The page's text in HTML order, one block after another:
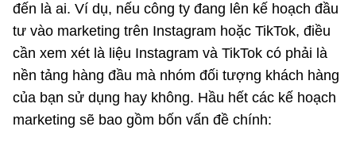
đến là ai. Ví dụ, nếu công ty đang lên kế hoạch đầu
tư vào marketing trên Instagram hoặc TikTok, điều
cần xem xét là liệu Instagram và TikTok có phải là
nền tảng hàng đầu mà nhóm đối tượng khách hàng
của bạn sử dụng hay không. Hầu hết các kế hoạch
marketing sẽ bao gồm bốn vấn đề chính: